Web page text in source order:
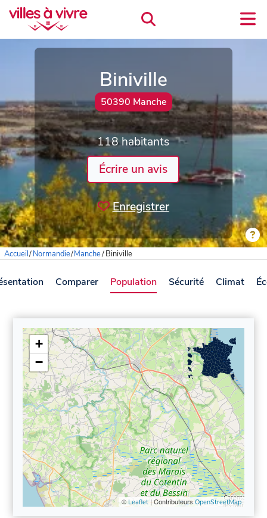
Biniville
50390 Manche
118 habitants
Écrire un avis
Enregistrer
Accueil/Normandie/Manche/Biniville
Comparer Population Sécurité Climat
+
−
© Leaflet| ContributeursOpenStreetMap